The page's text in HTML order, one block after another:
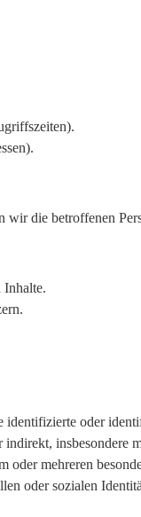
die betroffenen
Inhalte.
oder
mehreren
oder sozialen